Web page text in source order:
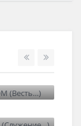
13урок: ЗАЧЕМ